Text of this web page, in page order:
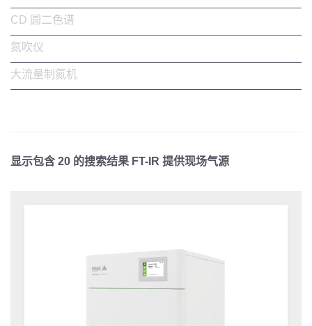
CD 圆二色谱
氮吹仪
大流量制氮机
显示包含20 的搜索结果 FT-IR 提供现场气源